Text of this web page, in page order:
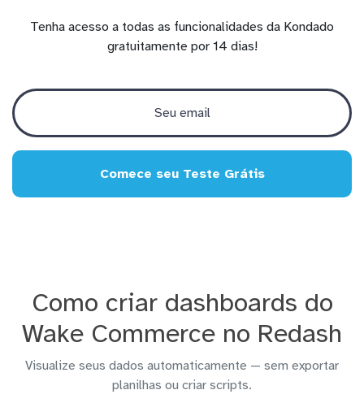
Tenha acesso a todas as funcionalidades da Kondado
gratuitamente por 14 dias!
Comece seu Teste Grátis
Como criar dashboards do
Wake Commerce no Redash
Visualize seus dados automaticamente — sem exportar
planilhas ou criar scripts.